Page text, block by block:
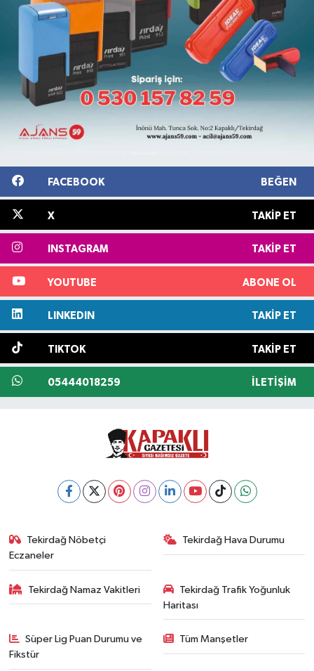
FACEBOOK BEĞEN
X TAKIP ET
INSTAGRAM TAKIP ET
YOUTUBE ABONE OL
LINKEDIN TAKIP ET
TIKTOK TAKIP ET
05444018259 İLETIŞIM
Tekirdağ Nöbetçi
Eczaneler
Tekirdağ Hava Durumu
Tekirdağ Namaz Vakitleri
Tekirdağ Trafik Yoğunluk
Haritası
Süper Lig Puan Durumu ve
Fikstür
Tüm Manşetler